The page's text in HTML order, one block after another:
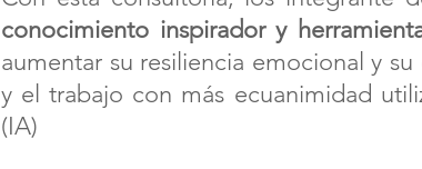
conocimiento inspirador y
aumentar su resiliencia emocional y
y el trabajo con más ecuanimidad
(IA)